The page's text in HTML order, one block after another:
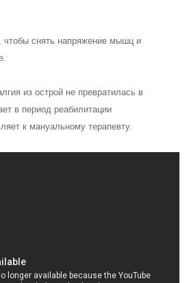
чтобы снять напряжение мышц и
из острой не превратилась в
в период реабилитации
к мануальному терапевту.